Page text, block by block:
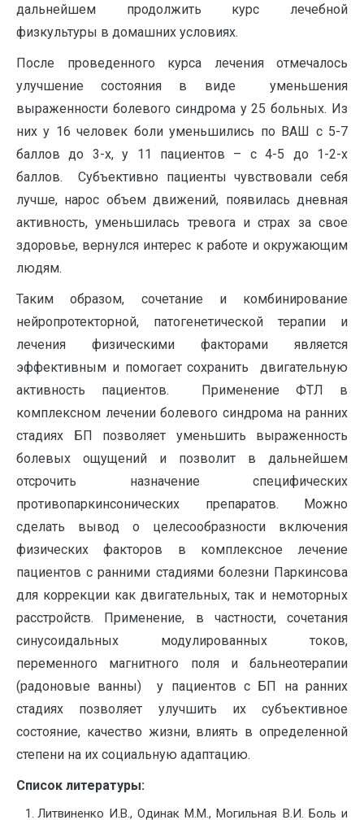
дальнейшем продолжить курс лечебной
физкультуры в домашних условиях.
После проведенного курса лечения отмечалось
улучшение состояния в виде уменьшения
выраженности болевого синдрома у 25 больных. Из
них у 16 человек боли уменьшились по ВАШ с 5-7
баллов до 3-х, у 11 пациентов – с 4-5 до 1-2-х
баллов. Субъективно пациенты чувствовали себя
лучше, нарос объем движений, появилась дневная
активность, уменьшилась тревога и страх за свое
здоровье, вернулся интерес к работе и окружающим
людям.
Таким образом, сочетание и комбинирование
нейропротекторной, патогенетической терапии и
лечения физическими факторами является
эффективным и помогает сохранить двигательную
активность пациентов. Применение ФТЛ в
комплексном лечении болевого синдрома на ранних
стадиях БП позволяет уменьшить выраженность
болевых ощущений и позволит в дальнейшем
отсрочить назначение специфических
противопаркинсонических препаратов. Можно
сделать вывод о целесообразности включения
физических факторов в комплексное лечение
пациентов с ранними стадиями болезни Паркинсова
для коррекции как двигательных, так и немоторных
расстройств. Применение, в частности, сочетания
синусоидальных модулированных токов,
переменного магнитного поля и бальнеотерапии
(радоновые ванны) у пациентов с БП на ранних
стадиях позволяет улучшить их субъективное
состояние, качество жизни, влиять в определенной
степени на их социальную адаптацию.
Список литературы:
Литвиненко И.В., Одинак М.М., Могильная В.И. Боль и